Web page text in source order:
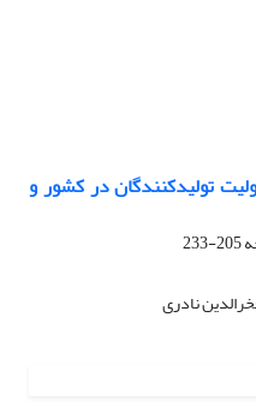
تولیدکنندگان در کشور و
205-233
نادری